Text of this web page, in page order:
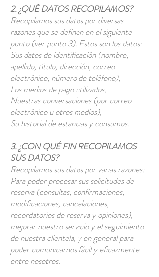
2. ¿QUÉ DATOS RECOPILAMOS?
Recopilamos sus datos por diversas
razones que se definen en el siguiente
punto (ver punto 3). Estos son los datos:
Sus datos de identificación (nombre,
apellido, título, dirección, correo
electrónico, número de teléfono),
Los medios de pago utilizados,
Nuestras conversaciones (por correo
electrónico u otros medios),
Su historial de estancias y consumos.
3. ¿CON QUÉ FIN RECOPILAMOS
SUS DATOS?
Recopilamos sus datos por varias razones:
Para poder procesar sus solicitudes de
reserva (consultas, confirmaciones,
modificaciones, cancelaciones,
recordatorios de reserva y opiniones),
mejorar nuestro servicio y el seguimiento
de nuestra clientela, y en general para
poder comunicarnos fácil y eficazmente
entre nosotros.